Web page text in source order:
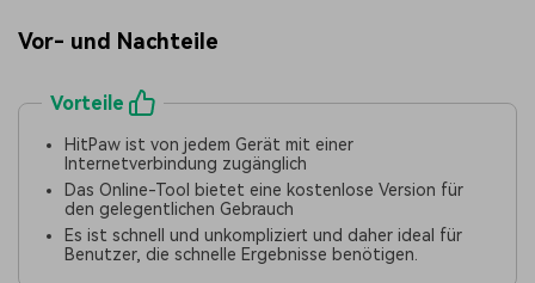
Vor- und Nachteile
Vorteile
HitPaw ist von jedem Gerät mit einer
Internetverbindung zugänglich
Das Online-Tool bietet eine kostenlose Version für
den gelegentlichen Gebrauch
Es ist schnell und unkompliziert und daher ideal für
Benutzer, die schnelle Ergebnisse benötigen.